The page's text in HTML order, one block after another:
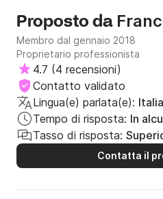
Proposto da
Membro dal gennaio 2018
Proprietario professionista
4.7 (4 recensioni)
Contatto validato
Lingua(e) parlata(e):
Tempo di risposta: In
Tasso di risposta:
Contatta il